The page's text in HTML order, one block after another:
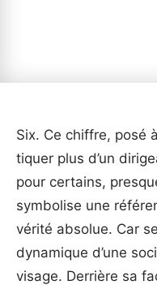
Six. Ce chiffre, posé
tiquer plus d’un
pour certains,
symbolise une
vérité absolue. Car
dynamique d’une
visage. Derrière sa